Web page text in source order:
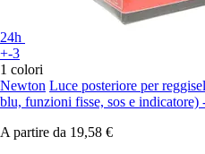
24h
+-3
1 colori
Newton Luce posteriore per
blu, funzioni fisse, sos e
A partire da 19,58 €